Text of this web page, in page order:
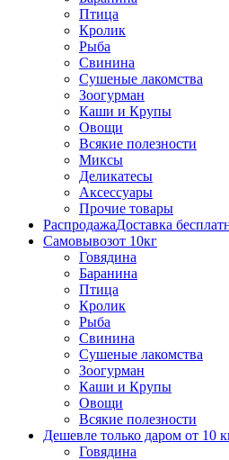
Птица
Кролик
Рыба
Свинина
Сушеные лакомства
Зоогурман
Каши и Крупы
Овощи
Всякие полезности
Миксы
Деликатесы
Аксессуары
Прочие товары
РаспродажаДоставка
Самовывозот 10кг
Говядина
Баранина
Птица
Кролик
Рыба
Свинина
Сушеные лакомства
Зоогурман
Каши и Крупы
Овощи
Всякие полезности
Дешевле только даром от 10
Говядина